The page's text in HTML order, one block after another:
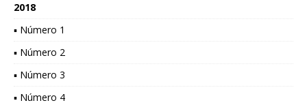
2018
▪ Número 1
▪ Número 2
▪ Número 3
▪ Número 4